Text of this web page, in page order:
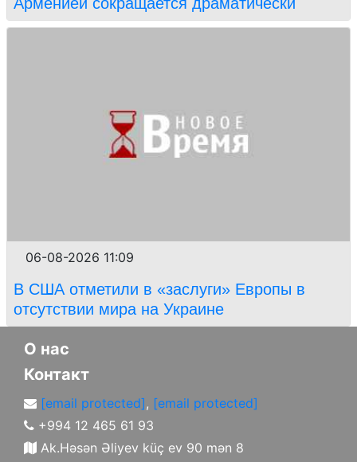
06-08-2026 11:09
В США отметили в «заслуги» Европы в
отсутствии мира на Украине
О нас
Контакт
[email protected], [email protected]
+994 12 465 61 93
Ak.Həsən Əliyev küç ev 90 mən 8